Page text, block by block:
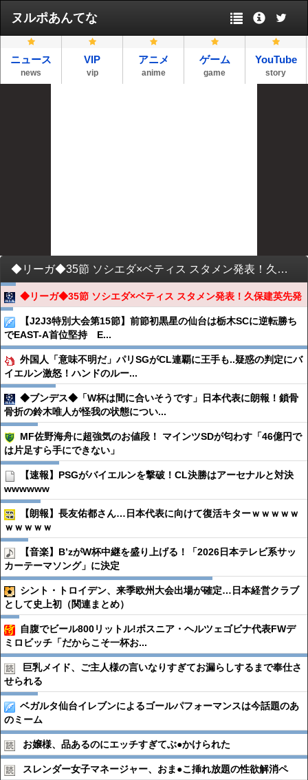
ヌルポあんてな
ニュース
news
VIP
vip
アニメ
anime
ゲーム
game
YouTube
story
◆リーガ◆35節 ソシエダ×ベティス スタメン発表！久保建英先発
◆リーガ◆35節 ソシエダ×ベティス スタメン発表！久保建英先発
【J2J3特別大会第15節】前節初黒星の仙台は栃木SCに逆転勝ち
でEAST-A首位堅持 E...
外国人「意味不明だ」パリSGがCL連覇に王手も..疑惑の判定にバ
イエルン激怒！ハンドのルー...
◆ブンデス◆「W杯は間に合いそうです」日本代表に朗報！鎖骨
骨折の鈴木唯人が怪我の状態につい...
MF佐野海舟に超強気のお値段！ マインツSDが匂わす「46億円で
は片足すら手にできない」
【速報】PSGがバイエルンを撃破！CL決勝はアーセナルと対決
wwwwww
【朗報】長友佑都さん…日本代表に向けて復活キターｗｗｗｗｗ
ｗｗｗｗｗ
【音楽】B’zがW杯中継を盛り上げる！「2026日本テレビ系サッ
カーテーマソング」に決定
シント・トロイデン、来季欧州大会出場が確定…日本経営クラブ
として史上初（関連まとめ）
自腹でビール800リットル!ボスニア・ヘルツェゴビナ代表FWデ
ミロビッチ「だからこそ一杯お...
巨乳メイド、ご主人様の言いなりすぎてお漏らしするまで奉仕さ
せられる
ベガルタ仙台イレブンによるゴールパフォーマンスは今話題のあ
のミーム
お嬢様、品あるのにエッチすぎてぶ●︎かけられた
スレンダー女子マネージャー、おま●︎こ挿れ放題の性欲解消ペ